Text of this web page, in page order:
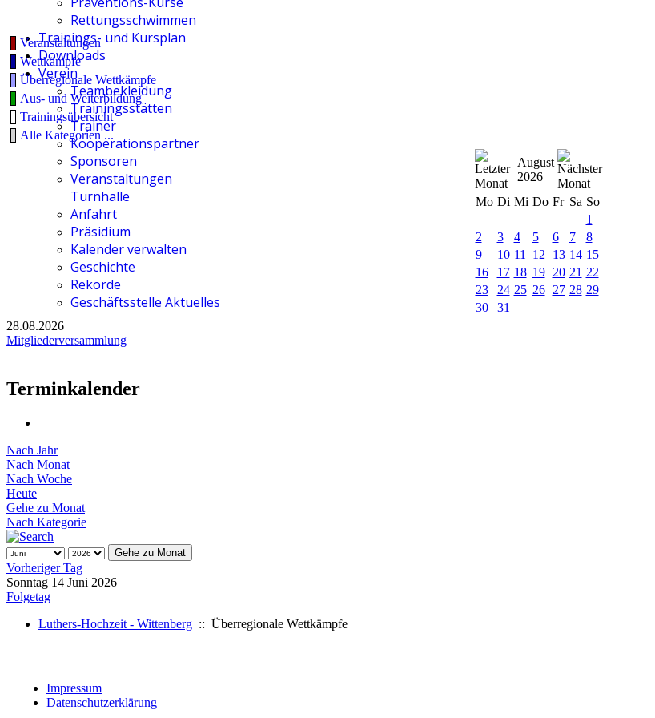
Rettungsschwimmen
Trainings- und Kursplan
Downloads
Verein
Teambekleidung
Trainingsstätten
Trainer
Kooperationspartner
Sponsoren
Veranstaltungen
Turnhalle
Anfahrt
Präsidium
Kalender verwalten
Geschichte
Rekorde
Geschäftsstelle Aktuelles
Veranstaltungen
Wettkämpfe
Überregionale Wettkämpfe
Aus- und Weiterbildung
Trainingsübersicht
Alle Kategorien ...
August
2026
Mo Di Mi Do Fr Sa So
1
2
3 4 5 6 7
8
9
10 11 12 13 14 15
16
17 18 19 20 21 22
23
24 25 26 27 28 29
30
31
28.08.2026
Mitgliederversammlung
Terminkalender
Nach Jahr
Nach Monat
Nach Woche
Heute
Gehe zu Monat
Nach Kategorie
Gehe zu Monat
Vorheriger Tag
Sonntag 14 Juni 2026
Folgetag
Luthers-Hochzeit - Wittenberg :: Überregionale Wettkämpfe
Impressum
Datenschutzerklärung